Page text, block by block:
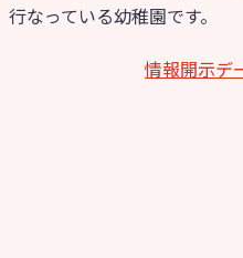
行なっている幼稚園です。
情報開⽰デ